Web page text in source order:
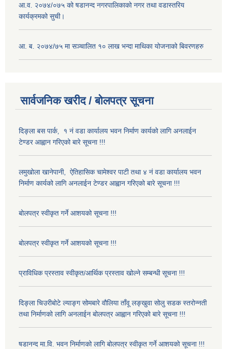
आ.व. २०७४/०७५ को षडानन्द नगरपालिकाको नगर तथा वडास्तरिय
कार्यक्रमको सुची।
आ. ब. २०७४/७५ मा सञ्चालित १० लाख भन्दा माथिका योजनाको बिवरणहरु
सार्वजनिक खरीद / बोलपत्र सूचना
दिङ्ला बस पार्क, १ नं वडा कार्यालय भवन निर्माण कार्यको लागि अनलाईन
टेण्डर आह्वान गरिएको बारे सूचना !!!
लमुखोला खानेपानी, ऐतिहासिक चामेश्वर पाटी तथा ४ नं वडा कार्यालय भवन
निर्माण कार्यको लागि अनलाईन टेण्डर आह्वान गरिएको बारे सूचना !!!
बोलपत्र स्वीकृत गर्ने आशयको सूचना !!!
बोलपत्र स्वीकृत गर्ने आशयको सूचना !!!
प्राविधिक प्रस्ताव स्वीकृत/आर्थिक प्रस्ताव खोल्ने सम्बन्धी सूचना !!!
दिङ्ला चिउरीबोटे ल्याङ्ग सोमबारे वौलिया ताँवू लङ्खुवा सोलु सडक स्तरोन्नती
तथा निर्माणको लागि अनलाईन बोलपत्र आह्वान गरिएको बारे सूचना !!!
षडानन्द मा.वि. भवन निर्माणको लागि बोलपत्र स्वीकृत गर्ने आशयको सूचना !!!